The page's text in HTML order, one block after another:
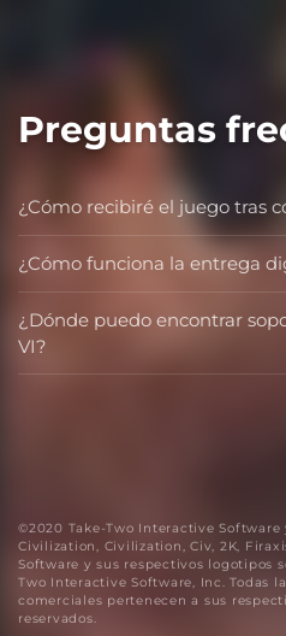
Preguntas
¿Cómo recibiré el juego tras
¿Cómo funciona la entrega
¿Dónde puedo encontrar
VI?
©2020 Take-Two Interactive Software
Civilization, Civilization, Civ, 2K,
Software y sus respectivos logotipos
Two Interactive Software, Inc. Todas
comerciales pertenecen a sus
reservados.